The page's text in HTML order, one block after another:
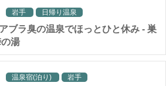
岩手 日帰り温泉
ブラ臭の温泉でほっとひと休み - 巣
湯
温泉宿(泊り) 岩手